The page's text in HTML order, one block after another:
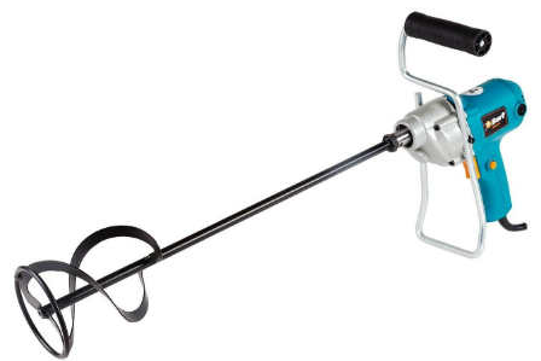
авто акустики, автомобильной акустики
автоматики для генераторов
автоматики управления
автоматики вентустановок
автомобильных телевизоров
автомоек
автотрансформаторов
багги
бактерицидной лампы